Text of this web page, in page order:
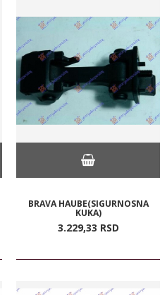
BRAVA HAUBE(SIGURNOSNA
KUKA)
3.229,33 RSD